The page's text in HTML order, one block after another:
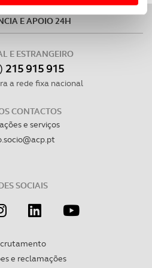
anúncios, para lhe proporcionar
no nosso website.
informação, relativa à sua
na UE e em países terceiros.
internacionais de
serviços a prestar.
de certo tipo de Cookies e
no Website e nos serviços
E APOIO 24H
E ESTRANGEIRO
215 915 915
a rede fixa nacional
CONTACTOS
e serviços
SOCIAIS
e reclamações